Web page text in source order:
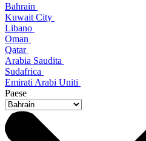
Bahrain
Kuwait City
Libano
Oman
Qatar
Arabia Saudita
Sudafrica
Emirati Arabi Uniti
Paese